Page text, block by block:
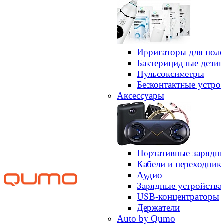
Ирригаторы для
Бактерицидные
Пульсоксиметры
Бесконтактные
Аксессуары
Портативные
Кабели и
Аудио
Зарядные устройства
USB-концентраторы
Держатели
Auto by Qumo